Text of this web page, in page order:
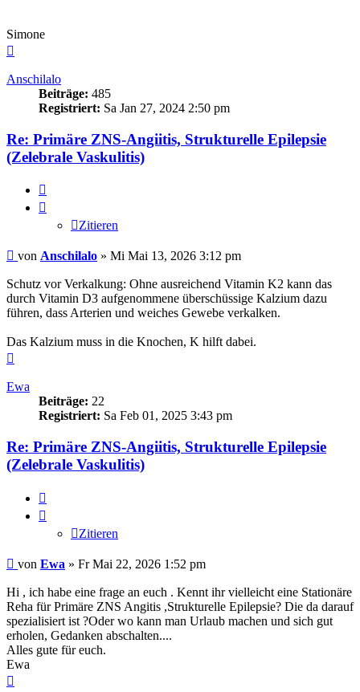
Simone
Anschilalo
Beiträge: 485
Registriert: Sa Jan 27, 2024 2:50 pm
Re: Primäre ZNS-Angiitis, Strukturelle Epilepsie
(Zelebrale Vaskulitis)
Zitieren
Beitrag
von Anschilalo » Mi Mai 13, 2026 3:12 pm
Schutz vor Verkalkung: Ohne ausreichend Vitamin K2 kann das
durch Vitamin D3 aufgenommene überschüssige Kalzium dazu
führen, dass Arterien und weiches Gewebe verkalken.
Das Kalzium muss in die Knochen, K hilft dabei.
Ewa
Beiträge: 22
Registriert: Sa Feb 01, 2025 3:43 pm
Re: Primäre ZNS-Angiitis, Strukturelle Epilepsie
(Zelebrale Vaskulitis)
Zitieren
Beitrag
von Ewa » Fr Mai 22, 2026 1:52 pm
Hi , ich habe eine frage an euch . Kennt ihr vielleicht eine Stationäre
Reha für Primäre ZNS Angitis ,Strukturelle Epilepsie? Die da darauf
spezialisiert ist ?Oder wo kann man Urlaub machen und sich gut
erholen, Gedanken abschalten....
Alles gute für euch.
Ewa